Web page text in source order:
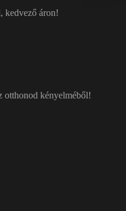
kedvező áron!
otthonod kényelméből!